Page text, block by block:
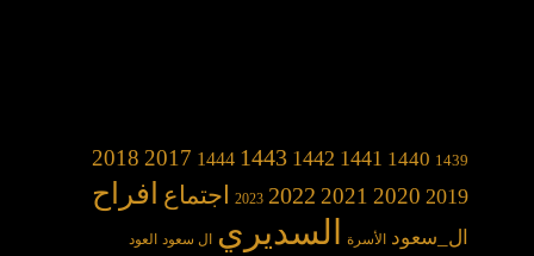
1439
1440
1441
1442
1443
1444
2017
2018
2019
2020
2021
2022
2023 اجتماع افراح
ال_سعود الأسرة السديري ال سعود العود